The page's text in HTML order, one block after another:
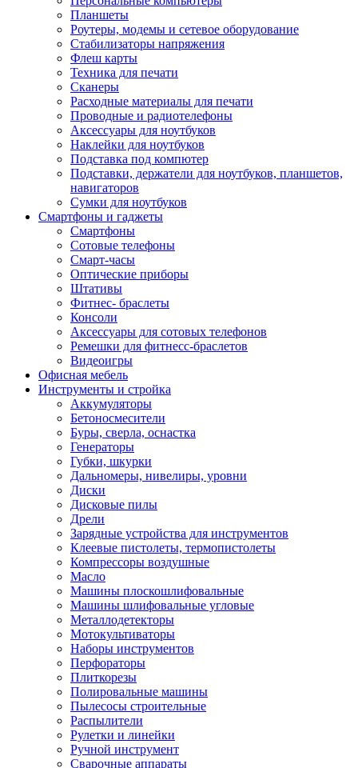
Планшеты
Роутеры, модемы и сетевое оборудование
Стабилизаторы напряжения
Флеш карты
Техника для печати
Сканеры
Расходные материалы для печати
Проводные и радиотелефоны
Аксессуары для ноутбуков
Наклейки для ноутбуков
Подставка под компютер
Подставки, держатели для ноутбуков, планшетов,
навигаторов
Сумки для ноутбуков
Смартфоны и гаджеты
Смартфоны
Сотовые телефоны
Смарт-часы
Оптические приборы
Штативы
Фитнес- браслеты
Консоли
Аксессуары для сотовых телефонов
Ремешки для фитнесс-браслетов
Видеоигры
Офисная мебель
Инструменты и стройка
Аккумуляторы
Бетоносмесители
Буры, сверла, оснастка
Генераторы
Губки, шкурки
Дальномеры, нивелиры, уровни
Диски
Дисковые пилы
Дрели
Зарядные устройства для инструментов
Клеевые пистолеты, термопистолеты
Компрессоры воздушные
Масло
Машины плоскошлифовальные
Машины шлифовальные угловые
Металлодетекторы
Мотокультиваторы
Наборы инструментов
Перфораторы
Плиткорезы
Полировальные машины
Пылесосы строительные
Распылители
Рулетки и линейки
Ручной инструмент
Сварочные аппараты